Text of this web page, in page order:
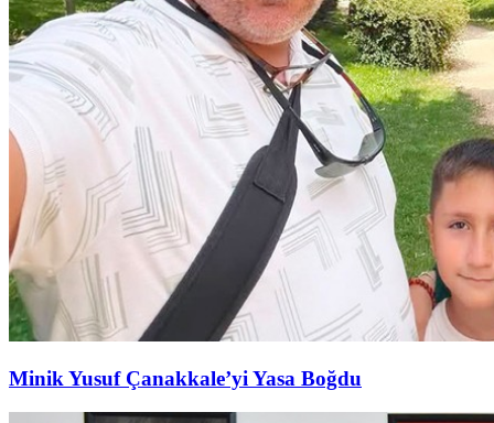
Minik Yusuf Çanakkale’yi Yasa Boğdu